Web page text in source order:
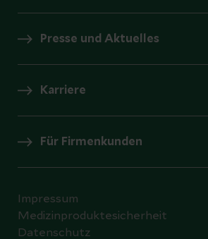
Presse und Aktuelles
Karriere
Für Firmenkunden
Impressum
Medizinproduktesicherheit
Datenschutz